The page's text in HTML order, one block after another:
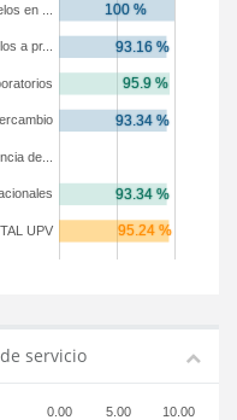
UPV
de...
a pr...
en ...
servicio
0.00 5.00 10.00